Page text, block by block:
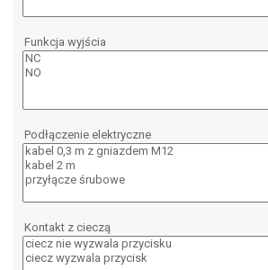
Funkcja wyjścia
Podłączenie elektryczne
Kontakt z cieczą